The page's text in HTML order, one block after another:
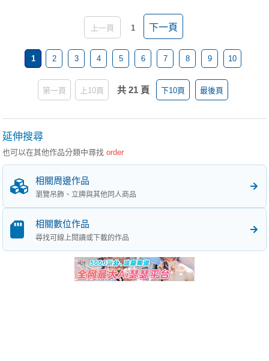
上一頁 1 下一頁
1 2 3 4 5 6 7 8 9 10
第一頁 上10頁 共 21 頁 下10頁 最後頁
延伸搜尋
也可以在其他作品分類中尋找order
相關周邊作品
瀏覽吊飾、立牌與其他同人商品
相關數位作品
尋找可線上閱讀或下載的作品